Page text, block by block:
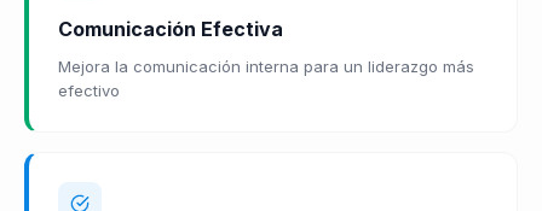
Comunicación Efectiva
Mejora la comunicación interna para un liderazgo más
efectivo